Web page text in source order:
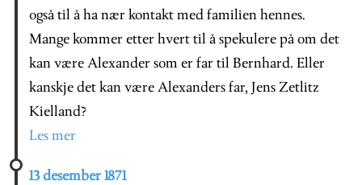
også til å ha nær kontakt med familien hennes.
Mange kommer etter hvert til å spekulere på om det
kan være Alexander som er far til Bernhard. Eller
kanskje det kan være Alexanders far, Jens Zetlitz
Kielland?
Les mer
13 desember 1871